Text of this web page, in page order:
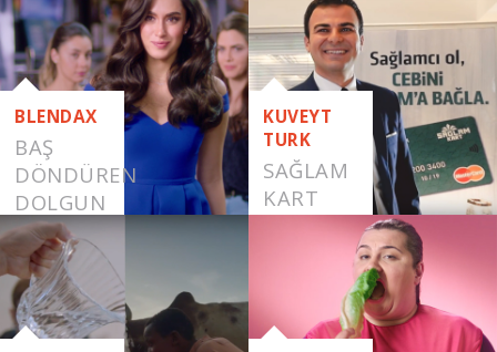
BLENDAX
BAŞ
DÖNDÜREN
DOLGUN
SAÇLAR
KUVEYT
TURK
SAĞLAM
KART